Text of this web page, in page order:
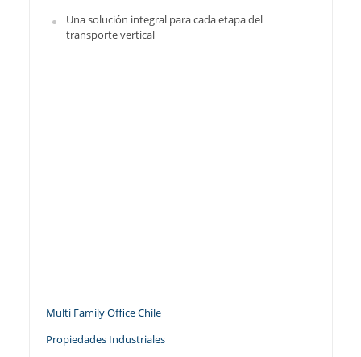
Una solución integral para cada etapa del
transporte vertical
Multi Family Office Chile
Propiedades Industriales